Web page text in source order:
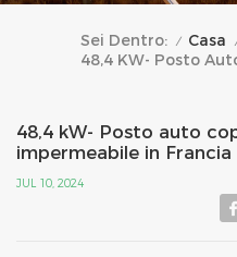
Sei Dentro: / Casa /
48,4 kW- Posto auto
impermeabile in Francia
JUL 10, 2024